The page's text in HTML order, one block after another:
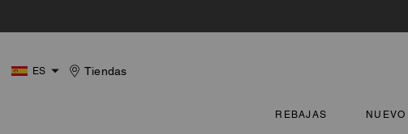
ES Tiendas
REBAJAS NUEVO